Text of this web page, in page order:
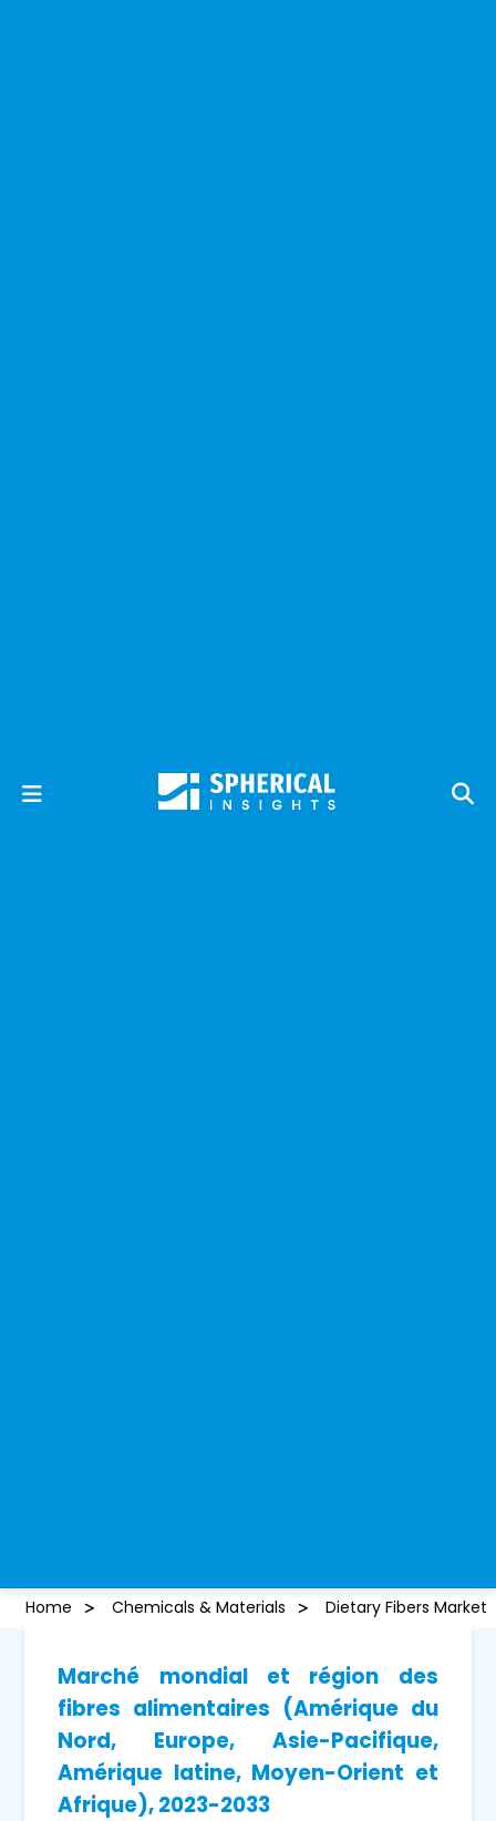
Home Chemicals & Materials Dietary Fibers Market
Marché mondial et région des
fibres alimentaires (Amérique du
Nord, Europe, Asie-Pacifique,
Amérique latine, Moyen-Orient et
Afrique), 2023-2033